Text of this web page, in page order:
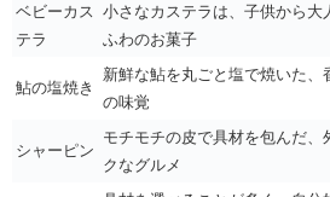
ベビーカス
テラ
小さなカステラは、子供から大
ふわのお菓子
鮎の塩焼き
新鮮な鮎を丸ごと塩で焼いた、
の味覚
シャーピン
モチモチの皮で具材を包んだ、
クなグルメ